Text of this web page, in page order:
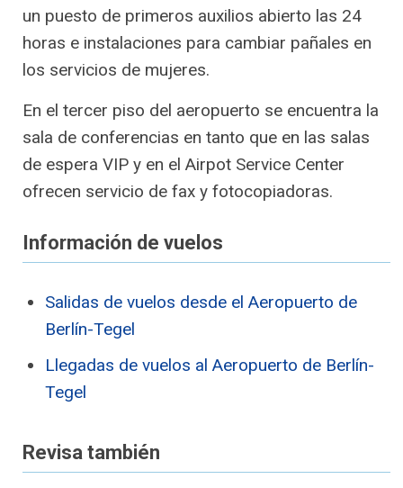
un puesto de primeros auxilios abierto las 24
horas e instalaciones para cambiar pañales en
los servicios de mujeres.
En el tercer piso del aeropuerto se encuentra la
sala de conferencias en tanto que en las salas
de espera VIP y en el Airpot Service Center
ofrecen servicio de fax y fotocopiadoras.
Información de vuelos
Salidas de vuelos desde el Aeropuerto de
Berlín-Tegel
Llegadas de vuelos al Aeropuerto de Berlín-
Tegel
Revisa también